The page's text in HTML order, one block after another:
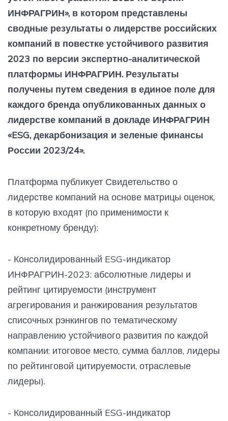
ИНФРАГРИН», в котором представлены
сводные результаты о лидерстве российских
компаний в повестке устойчивого развития
2023 по версии экспертно-аналитической
платформы ИНФРАГРИН. Результаты
получены путем сведения в единое поле для
каждого бренда опубликованных данных о
лидерстве компаний в докладе ИНФРАГРИН
«ESG, декарбонизация и зеленые финансы
России 2023/24».
Платформа публикует Свидетельство о
лидерстве компаний на основе матрицы оценок,
в которую входят (по применимости к
конкретному бренду):
- Консолидированный ESG-индикатор
ИНФРАГРИН-2023: абсолютные лидеры и
рейтинг цитируемости (инструмент
агрегирования и ранжирования результатов
списочных рэнкингов по тематическому
направлению устойчивого развития по каждой
компании: итоговое место, сумма баллов, лидеры
по рейтинговой цитируемости, отраслевые
лидеры).
- Консолидированный ESG-индикатор